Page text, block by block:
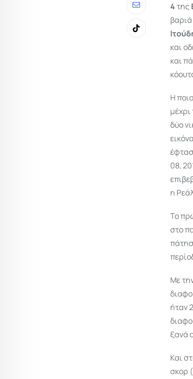
Share
via
Email
Tiktok
4της
και
και
Η
μέχρι
δύο
08,
η
To
στο
Με
ήταν
ξανά
Και
σκορ